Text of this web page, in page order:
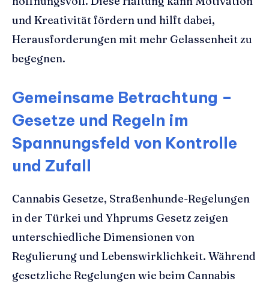
und Kreativität fördern und hilft dabei,
Herausforderungen mit mehr Gelassenheit zu
begegnen.
Gemeinsame Betrachtung –
Gesetze und Regeln im
Spannungsfeld von Kontrolle
und Zufall
Cannabis Gesetze, Straßenhunde-Regelungen
in der Türkei und Yhprums Gesetz zeigen
unterschiedliche Dimensionen von
Regulierung und Lebenswirklichkeit. Während
gesetzliche Regelungen wie beim Cannabis